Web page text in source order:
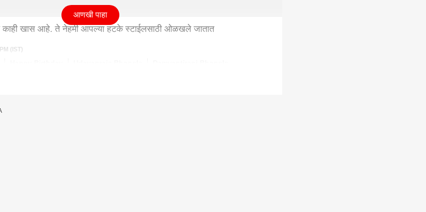
काही खास आहे. ते नेहमी आपल्या हटके स्टाईलसाठी ओळखले जातात
(IST)
आणखी पाहा